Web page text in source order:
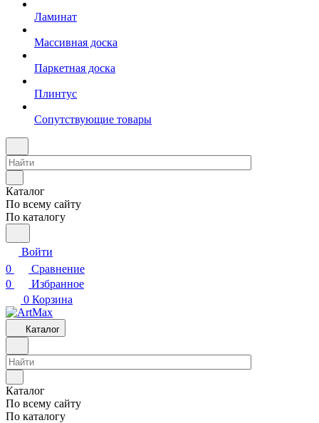
Ламинат
Массивная доска
Паркетная доска
Плинтус
Сопутствующие товары
Каталог
По всему сайту
По каталогу
Войти
0
Сравнение
0
Избранное
0 Корзина
Каталог
Каталог
По всему сайту
По каталогу